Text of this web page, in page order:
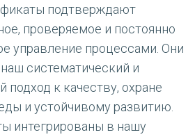
подтверждают
проверяемое и постоянно
управление процессами. Они
систематический и
подход к качеству, охране
и устойчивому развитию.
интегрированы в нашу